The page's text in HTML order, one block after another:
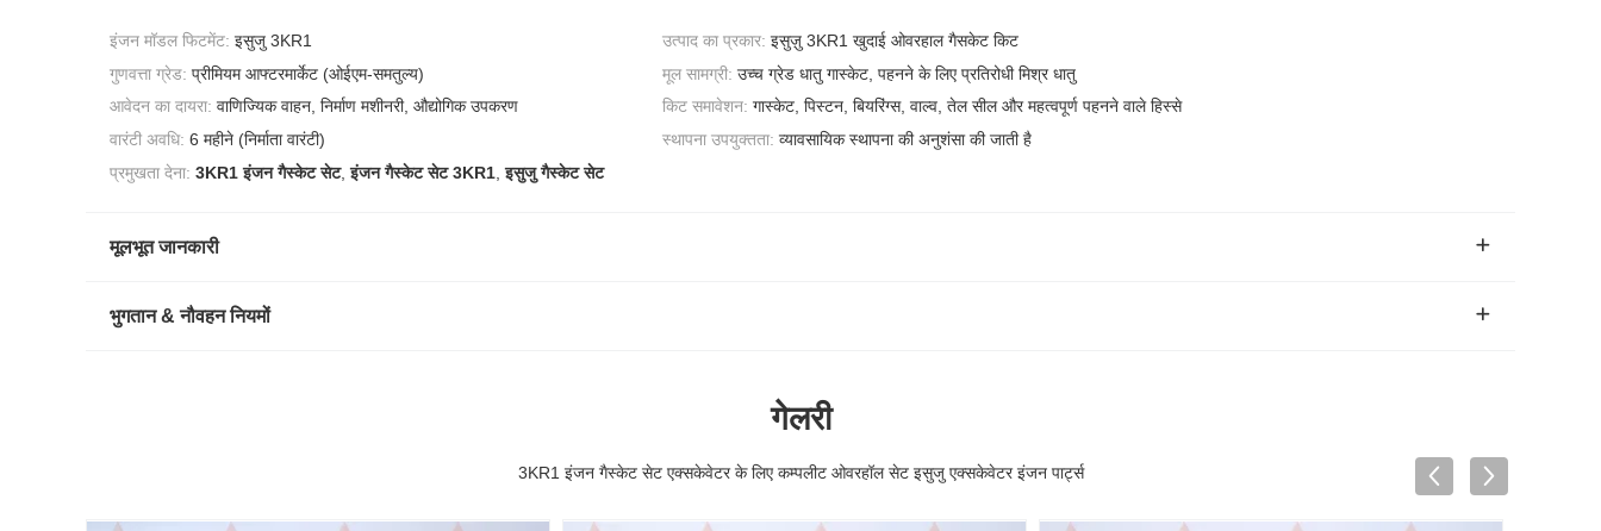
इंजन मॉडल फिटमेंट: इसुजु 3KR1 उत्पाद का प्रकार: इसुज़ु 3KR1 खुदाई ओवरहाल गैसकेट किट
गुणवत्ता ग्रेड: प्रीमियम आफ्टरमार्केट (ओईएम-समतुल्य) मूल सामग्री: उच्च ग्रेड धातु गास्केट, पहनने के लिए प्रतिरोधी मिश्र धातु
आवेदन का दायरा: वाणिज्यिक वाहन, निर्माण मशीनरी, औद्योगिक उपकरण किट समावेशन: गास्केट, पिस्टन, बियरिंग्स, वाल्व, तेल सील और महत्वपूर्ण पहनने वाले हिस्से
वारंटी अवधि: 6 महीने (निर्माता वारंटी) स्थापना उपयुक्तता: व्यावसायिक स्थापना की अनुशंसा की जाती है
प्रमुखता देना: 3KR1 इंजन गैस्केट सेट,इंजन गैस्केट सेट 3KR1 ,इसुजु गैस्केट सेट
मूलभूत जानकारी
भुगतान & नौवहन नियमों
गेलरी
3KR1 इंजन गैस्केट सेट एक्सकेवेटर के लिए कम्पलीट ओवरहॉल सेट इसुजु एक्सकेवेटर इंजन पार्ट्स